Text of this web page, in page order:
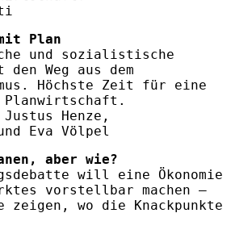
Plan
und sozialistische
Weg aus dem
Höchste Zeit für eine
Planwirtschaft.
Henze,
und Eva Völpel
aber wie?
will eine Ökonomie
vorstellbar machen –
zeigen, wo die Knackpunkte